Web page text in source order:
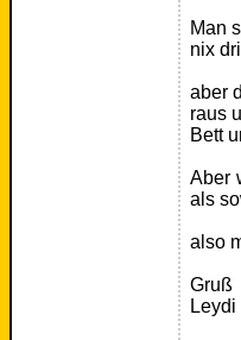
Man
nix
aber
raus
Bett
Aber
als
also
Gruß
Leydi